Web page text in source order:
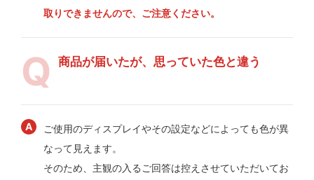
取りできませんので、ご注意ください。
商品が届いたが、思っていた色と違う
ご使用のディスプレイやその設定などによっても色が異
なって見えます。
そのため、主観の入るご回答は控えさせていただいてお